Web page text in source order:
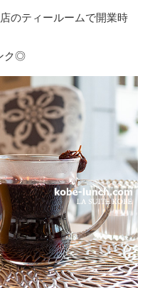
のティールームで開業時
ク◎